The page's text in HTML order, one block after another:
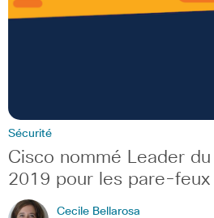
Sécurité
Cisco nommé Leader
2019 pour les pare-feux
Cecile Bellarosa